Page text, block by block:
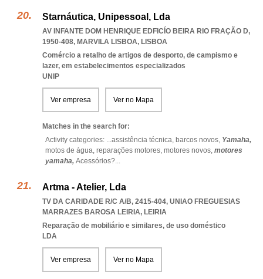
Starnáutica, Unipessoal, Lda
AV INFANTE DOM HENRIQUE EDFICÍO BEIRA RIO FRAÇÃO D,
1950-408, MARVILA LISBOA, LISBOA
Comércio a retalho de artigos de desporto, de campismo e
lazer, em estabelecimentos especializados
UNIP
Ver empresa Ver no Mapa
Matches in the search for:
Activity categories: ...assistência técnica, barcos novos, Yamaha,
motos de água, reparações motores, motores novos, motores
yamaha, Acessórios?...
Artma - Atelier, Lda
TV DA CARIDADE R/C A/B, 2415-404, UNIAO FREGUESIAS
MARRAZES BAROSA LEIRIA, LEIRIA
Reparação de mobiliário e similares, de uso doméstico
LDA
Ver empresa Ver no Mapa